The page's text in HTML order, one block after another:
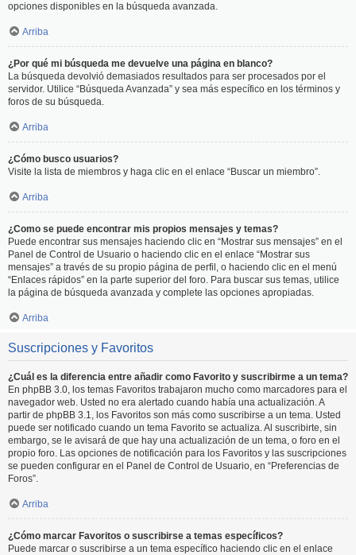
opciones disponibles en la búsqueda avanzada.
Arriba
¿Por qué mi búsqueda me devuelve una página en blanco?
La búsqueda devolvió demasiados resultados para ser procesados por el
servidor. Utilice “Búsqueda Avanzada” y sea más específico en los términos y
foros de su búsqueda.
Arriba
¿Cómo busco usuarios?
Visite la lista de miembros y haga clic en el enlace “Buscar un miembro”.
Arriba
¿Como se puede encontrar mis propios mensajes y temas?
Puede encontrar sus mensajes haciendo clic en “Mostrar sus mensajes” en el
Panel de Control de Usuario o haciendo clic en el enlace “Mostrar sus
mensajes” a través de su propio página de perfil, o haciendo clic en el menú
“Enlaces rápidos” en la parte superior del foro. Para buscar sus temas, utilice
la página de búsqueda avanzada y complete las opciones apropiadas.
Arriba
Suscripciones y Favoritos
¿Cuál es la diferencia entre añadir como Favorito y suscribirme a un tema?
En phpBB 3.0, los temas Favoritos trabajaron mucho como marcadores para el
navegador web. Usted no era alertado cuando había una actualización. A
partir de phpBB 3.1, los Favoritos son más como suscribirse a un tema. Usted
puede ser notificado cuando un tema Favorito se actualiza. Al suscribirte, sin
embargo, se le avisará de que hay una actualización de un tema, o foro en el
propio foro. Las opciones de notificación para los Favoritos y las suscripciones
se pueden configurar en el Panel de Control de Usuario, en “Preferencias de
Foros”.
Arriba
¿Cómo marcar Favoritos o suscribirse a temas específicos?
Puede marcar o suscribirse a un tema específico haciendo clic en el enlace